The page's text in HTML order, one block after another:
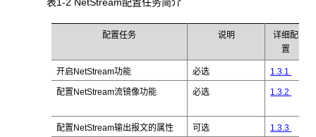
配置任务 说明
详细配
置
开启NetStream功能 必选 1.3.1
配置NetStream流镜像功能 必选 1.3.2
配置NetStream输出报文的属性 可选 1.3.3